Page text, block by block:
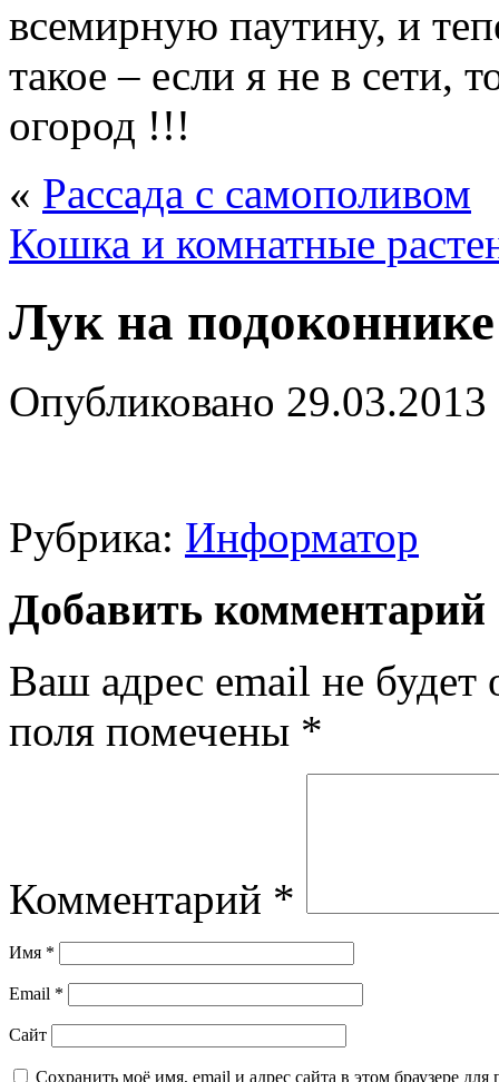
всемирную паутину, и
такое – если я не в сети,
огород !!!
« Рассада с самополивом
Кошка и комнатные
Лук на подоконнике
Опубликовано 29.03.2013
Рубрика: Информатор
Добавить комментарий
Ваш адрес email не будет
поля помечены *
Комментарий *
Имя *
Email *
Сайт
Сохранить моё имя, email и адрес сайта в этом браузере